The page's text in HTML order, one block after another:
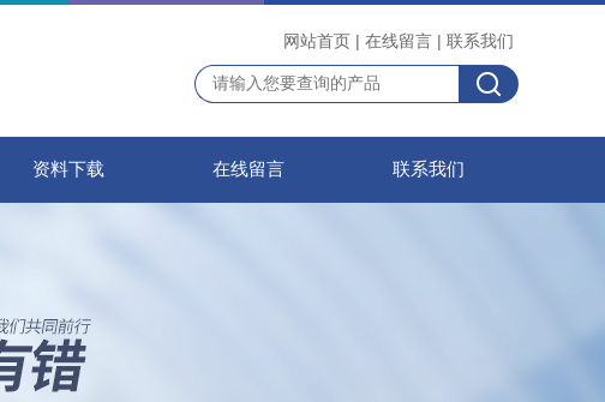
网站首页 | 在线留言 | 联系我们
资料下载 在线留言 联系我们